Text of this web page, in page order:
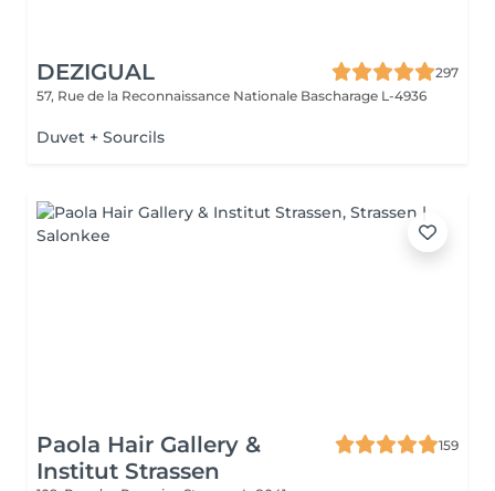
DEZIGUAL
297
57, Rue de la Reconnaissance Nationale Bascharage L-4936
Duvet + Sourcils
Paola Hair Gallery &
Institut Strassen
159